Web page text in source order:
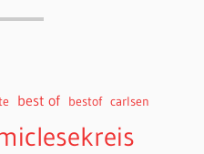
best of bestof carlsen